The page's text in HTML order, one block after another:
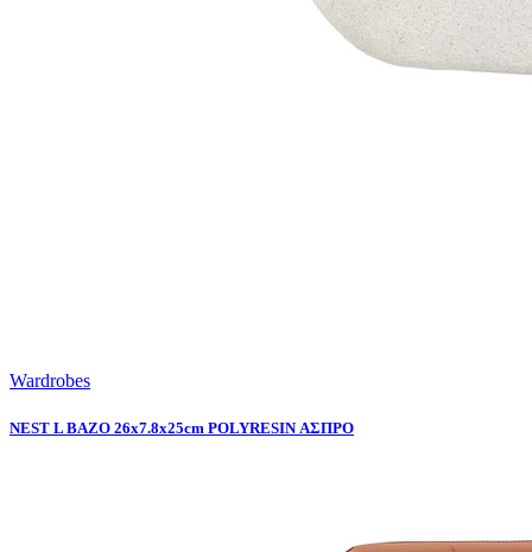
Wardrobes
NEST L ΒΑΖΟ 26x7.8x25cm POLYRESIN ΑΣΠΡΟ